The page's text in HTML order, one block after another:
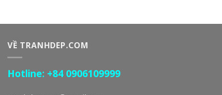
VỀ TRANHDEP.COM
Hotline: +84 0906109999